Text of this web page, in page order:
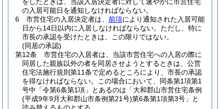
の入居可能日を通知しなければならない。
6
市営住宅の入居決定者は、 前項により通知された入居可能
日から14日以内に入居しなければならない。 ただし、特に
市長の承認を受けたときは、この限りではない。
(同居の承認)
第12条
市営住宅の入居者は、当該市営住宅への入居の際に
同居した親族以外の者を同居させようとするときは、公営
住宅法施行規則第11条で定めるところにより、市長の承認
を得なければならない。
この場合において、同条第1項第1
号中「令第6条第1項」とあるのは「大和郡山市営住宅条例
(平成9年9月大和郡山市条例第21号)第6条第1項第3号」と